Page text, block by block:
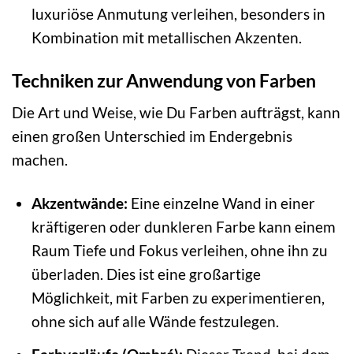
luxuriöse Anmutung verleihen, besonders in
Kombination mit metallischen Akzenten.
Techniken zur Anwendung von Farben
Die Art und Weise, wie Du Farben aufträgst, kann
einen großen Unterschied im Endergebnis
machen.
Akzentwände: Eine einzelne Wand in einer
kräftigeren oder dunkleren Farbe kann einem
Raum Tiefe und Fokus verleihen, ohne ihn zu
überladen. Dies ist eine großartige
Möglichkeit, mit Farben zu experimentieren,
ohne sich auf alle Wände festzulegen.